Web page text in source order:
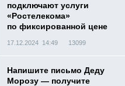
подключают услуги
«Ростелекома»
по фиксированной цене
17.12.2024 14:49 13099
Напишите письмо Деду
Морозу — получите